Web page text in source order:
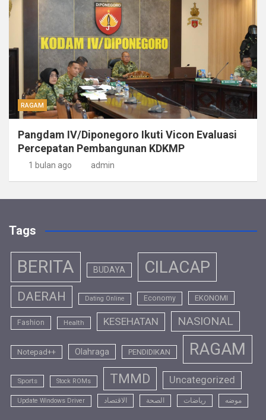
RAGAM
Pangdam IV/Diponegoro Ikuti Vicon Evaluasi
Percepatan Pembangunan KDKMP
1 bulan ago admin
Tags
BERITA BUDAYA CILACAP
DAERAH Dating Online Economy EKONOMI
Fashion Health KESEHATAN NASIONAL
Notepad++ Olahraga PENDIDIKAN RAGAM
Sports Stock ROMs TMMD Uncategorized
Update Windows Driver الاقتصاد الصحة رياضات موضه